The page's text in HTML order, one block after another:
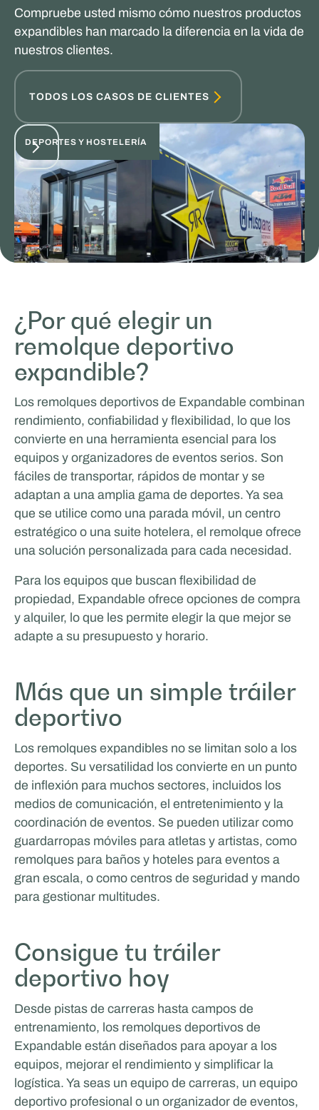
Compruebe usted mismo cómo nuestros productos
expandibles han marcado la diferencia en la vida de
nuestros clientes.
TODOS LOS CASOS DE CLIENTES
DEPORTES Y HOSTELERÍA
ICEONE Racing
Rijschool Roordink
VIDA Y ESTILO DE VIDA
Van Essen Catering & Events
¿Por qué elegir un
remolque deportivo
expandible?
Los remolques deportivos de Expandable combinan
rendimiento, confiabilidad y flexibilidad, lo que los
convierte en una herramienta esencial para los
equipos y organizadores de eventos serios. Son
fáciles de transportar, rápidos de montar y se
adaptan a una amplia gama de deportes. Ya sea
que se utilice como una parada móvil, un centro
estratégico o una suite hotelera, el remolque ofrece
una solución personalizada para cada necesidad.
Para los equipos que buscan flexibilidad de
propiedad, Expandable ofrece opciones de compra
y alquiler, lo que les permite elegir la que mejor se
adapte a su presupuesto y horario.
Más que un simple tráiler
deportivo
Los remolques expandibles no se limitan solo a los
deportes. Su versatilidad los convierte en un punto
de inflexión para muchos sectores, incluidos los
medios de comunicación, el entretenimiento y la
coordinación de eventos. Se pueden utilizar como
guardarropas móviles para atletas y artistas, como
remolques para baños y hoteles para eventos a
gran escala, o como centros de seguridad y mando
para gestionar multitudes.
Consigue tu tráiler
deportivo hoy
Desde pistas de carreras hasta campos de
entrenamiento, los remolques deportivos de
Expandable están diseñados para apoyar a los
equipos, mejorar el rendimiento y simplificar la
logística. Ya seas un equipo de carreras, un equipo
deportivo profesional o un organizador de eventos,